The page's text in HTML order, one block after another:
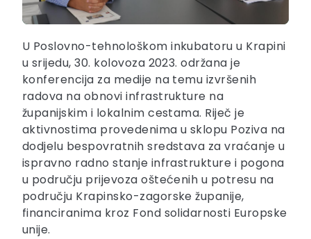
U Poslovno-tehnološkom inkubatoru u Krapini
u srijedu, 30. kolovoza 2023. održana je
konferencija za medije na temu izvršenih
radova na obnovi infrastrukture na
županijskim i lokalnim cestama. Riječ je
aktivnostima provedenima u sklopu Poziva na
dodjelu bespovratnih sredstava za vraćanje u
ispravno radno stanje infrastrukture i pogona
u području prijevoza oštećenih u potresu na
području Krapinsko-zagorske županije,
financiranima kroz Fond solidarnosti Europske
unije.